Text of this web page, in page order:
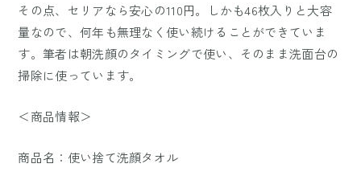
その点、セリアなら安心の110円。しかも46枚入りと大容
量なので、何年も無理なく使い続けることができていま
す。筆者は朝洗顔のタイミングで使い、そのまま洗面台の
掃除に使っています。
＜商品情報＞
商品名：使い捨て洗顔タオル